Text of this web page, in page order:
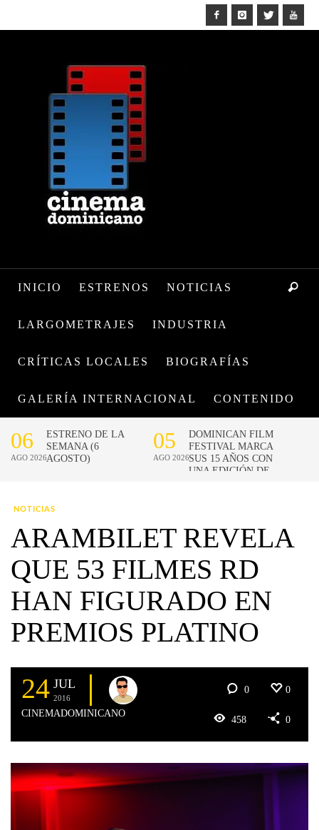
INICIO ESTRENOS NOTICIAS
LARGOMETRAJES INDUSTRIA
CRÍTICAS LOCALES BIOGRAFÍAS
GALERÍA INTERNACIONAL CONTENIDO
NOTICIAS
ARAMBILET REVELA
QUE 53 FILMES RD
HAN FIGURADO EN
PREMIOS PLATINO
24 JUL
2016
CINEMADOMINICANO
0 0
458 0